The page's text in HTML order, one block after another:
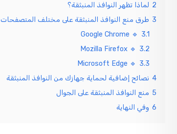
2 لماذا تظهر النوافذ المنبثقة؟
3 طرق منع النوافذ المنبثقة على مختلف المتصفحات
3.1
🔹 Google Chrome
3.2
🔹 Mozilla Firefox
3.3
🔹 Microsoft Edge
4 نصائح إضافية لحماية جهازك من النوافذ المنبثقة
5 منع النوافذ المنبثقة على الجوال
6 وفي النهاية